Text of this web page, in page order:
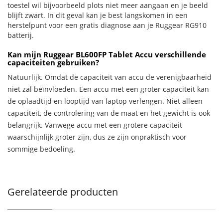
toestel wil bijvoorbeeld plots niet meer aangaan en je beeld
blijft zwart. In dit geval kan je best langskomen in een
herstelpunt voor een gratis diagnose aan je Ruggear RG910
batterij.
Kan mijn Ruggear BL600FP Tablet Accu verschillende
capaciteiten gebruiken?
Natuurlijk. Omdat de capaciteit van accu de verenigbaarheid
niet zal beïnvloeden. Een accu met een groter capaciteit kan
de oplaadtijd en looptijd van laptop verlengen. Niet alleen
capaciteit, de controlering van de maat en het gewicht is ook
belangrijk. Vanwege accu met een grotere capaciteit
waarschijnlijk groter zijn, dus ze zijn onpraktisch voor
sommige bedoeling.
Gerelateerde producten